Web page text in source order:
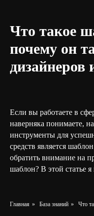
Что такое
почему он
дизайнеров
Если вы работаете в
наверняка понимаете,
инструменты для
средств является
обратить внимание на
шаблон? В этой статье
Главная » База знаний » Что